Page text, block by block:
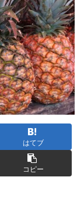
はてブ
コピー